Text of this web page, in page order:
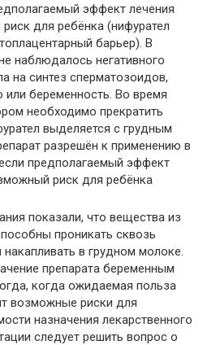
эффект лечения
для ребёнка (нифурател
барьер). В
наблюдалось негативного
на синтез сперматозоидов,
или беременность. Во время
необходимо прекратить
выделяется с грудным
разрешён к применению в
предполагаемый эффект
риск для ребёнка
показали, что вещества из
проникать сквозь
в грудном молоке.
препарата беременным
когда ожидаемая польза
возможные риски для
назначения лекарственного
следует решить вопрос о